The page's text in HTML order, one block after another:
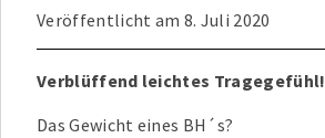
Veröffentlicht am 8. Juli 2020
Verblüffend leichtes Tragegefühl!
Das Gewicht eines BH´s?